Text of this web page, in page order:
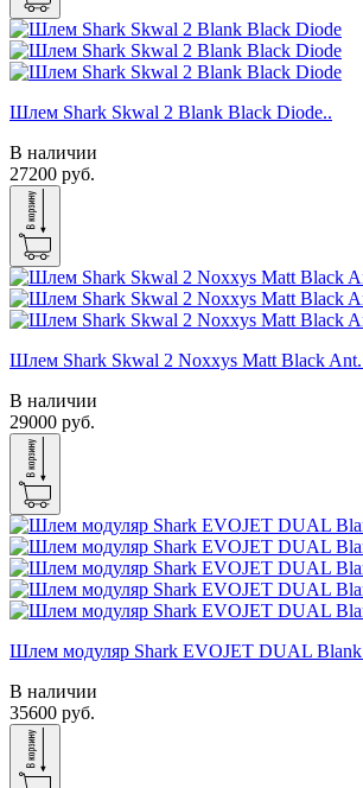
Шлем Shark Skwal 2 Blank Black Diode..
В наличии
27200 руб.
Шлем Shark Skwal 2 Noxxys Matt Black
В наличии
29000 руб.
Шлем модуляр Shark EVOJET DUAL
В наличии
35600 руб.